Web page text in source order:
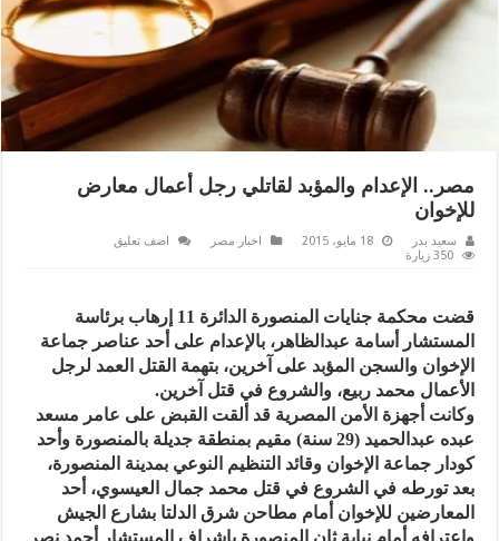
مصر.. الإعدام والمؤبد لقاتلي رجل أعمال معارض
للإخوان
سعيد بدر 18 مايو، 2015 اخبار مصر
اضف تعليق
350 زيارة
قضت محكمة جنايات المنصورة الدائرة 11 إرهاب برئاسة
المستشار أسامة عبدالظاهر، بالإعدام على أحد عناصر جماعة
الإخوان والسجن المؤبد على آخرين، بتهمة القتل العمد لرجل
الأعمال محمد ربيع، والشروع في قتل آخرين.
وكانت أجهزة الأمن المصرية قد ألقت القبض على عامر مسعد
عبده عبدالحميد (29 سنة) مقيم بمنطقة جديلة بالمنصورة وأحد
كودار جماعة الإخوان وقائد التنظيم النوعي بمدينة المنصورة،
بعد تورطه في الشروع في قتل محمد جمال العيسوي، أحد
المعارضين للإخوان أمام مطاحن شرق الدلتا بشارع الجيش
واعترافه أمام نيابة ثان المنصورة بإشراف المستشار أحمد نصر